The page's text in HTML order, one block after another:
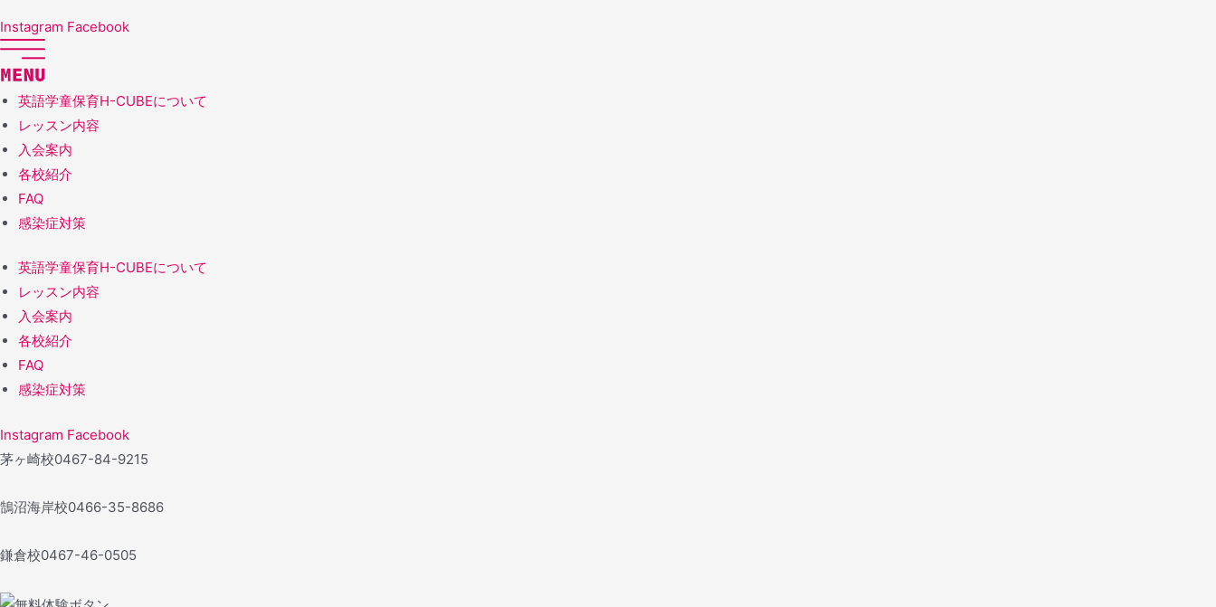
Instagram Facebook
英語学童保育H-CUBEについて
レッスン内容
入会案内
各校紹介
FAQ
感染症対策
英語学童保育H-CUBEについて
レッスン内容
入会案内
各校紹介
FAQ
感染症対策
Instagram Facebook
茅ヶ崎校0467-84-9215
鵠沼海岸校0466-35-8686
鎌倉校0467-46-0505